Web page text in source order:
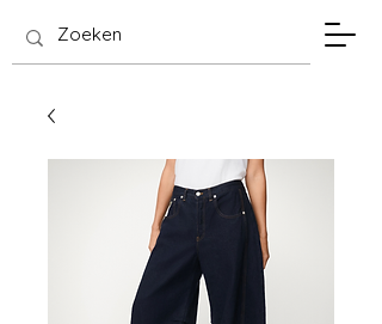
SIS Hasselt